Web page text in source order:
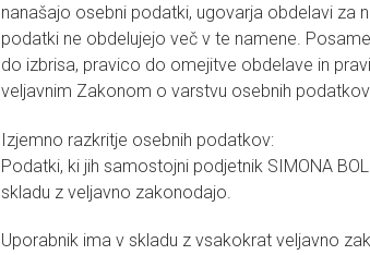
nanašajo osebni podatki, ugovarja obdelavi za
podatki ne obdelujejo več v te namene.
do izbrisa, pravico do omejitve obdelave in
veljavnim Zakonom o varstvu osebnih podatkov.
Izjemno razkritje osebnih podatkov:
Podatki, ki jih samostojni podjetnik SIMONA
skladu z veljavno zakonodajo.
Uporabnik ima v skladu z vsakokrat veljavno